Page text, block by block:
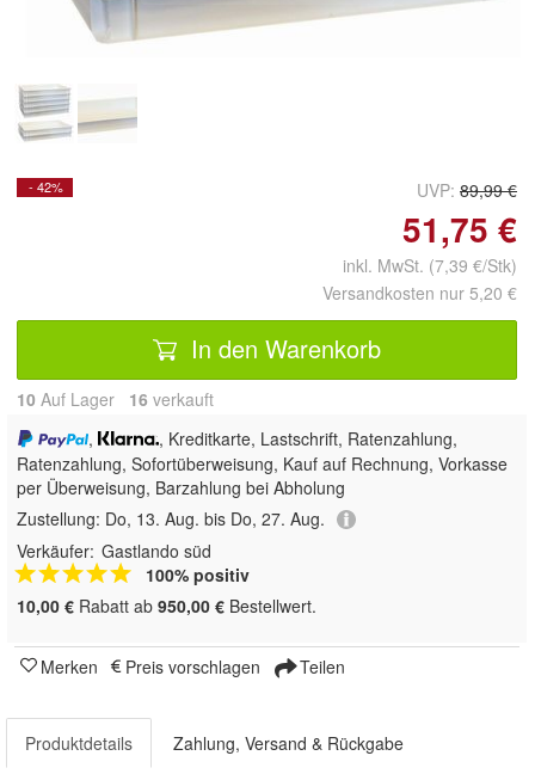
- 42% UVP: 89,99 €
51,75 €
inkl. MwSt. (7,39 €/Stk)
Versandkosten nur 5,20 €
In den Warenkorb
10 Auf Lager 16 verkauft
,
, Kreditkarte, Lastschrift, Ratenzahlung,
Ratenzahlung, Sofortüberweisung, Kauf auf Rechnung, Vorkasse
per Überweisung, Barzahlung bei Abholung
Zustellung: Do, 13. Aug. bis Do, 27. Aug.
Verkäufer: Gastlando süd
100% positiv
10,00 € Rabatt ab 950,00 € Bestellwert.
Merken Preis vorschlagen Teilen
Produktdetails Zahlung, Versand & Rückgabe